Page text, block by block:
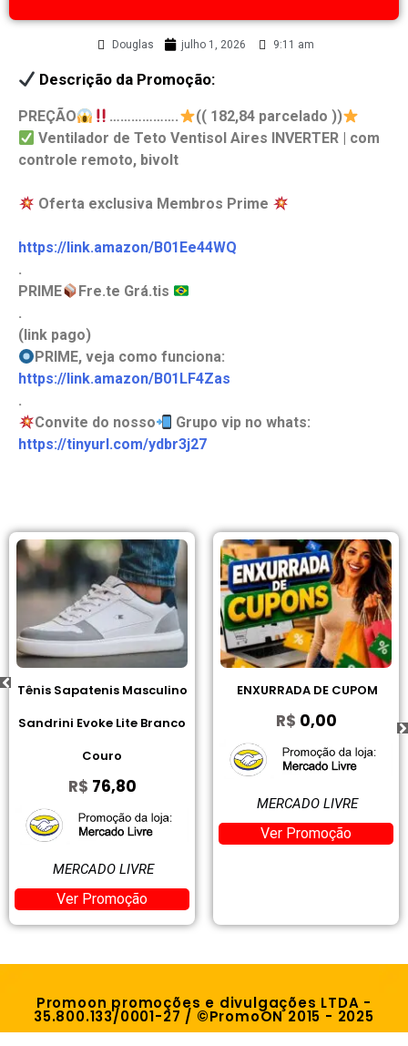
Douglas julho 1, 2026 9:11 am
Descrição da Promoção:
PREÇÃO ……………….
(( 182,84 parcelado ))
Ventilador de Teto Ventisol Aires INVERTER | com
controle remoto, bivolt
Oferta exclusiva Membros Prime
https://link.amazon/B01Ee44WQ
.
PRIME
Fre.te Grá.tis
.
(link pago)
PRIME, veja como funciona:
https://link.amazon/B01LF4Zas
.
Convite do nosso
Grupo vip no whats:
https://tinyurl.com/ydbr3j27
Tênis Sapatenis Masculino
Sandrini Evoke Lite Branco
Couro
R$ 76,80
Ver Promoção
MERCADO LIVRE
ENXURRADA DE CUPOM
R$ 0,00
Ver Promoção
MERCADO LIVRE
Promoon promoções e divulgações LTDA -
35.800.133/0001-27 / ©PromoON 2015 - 2025